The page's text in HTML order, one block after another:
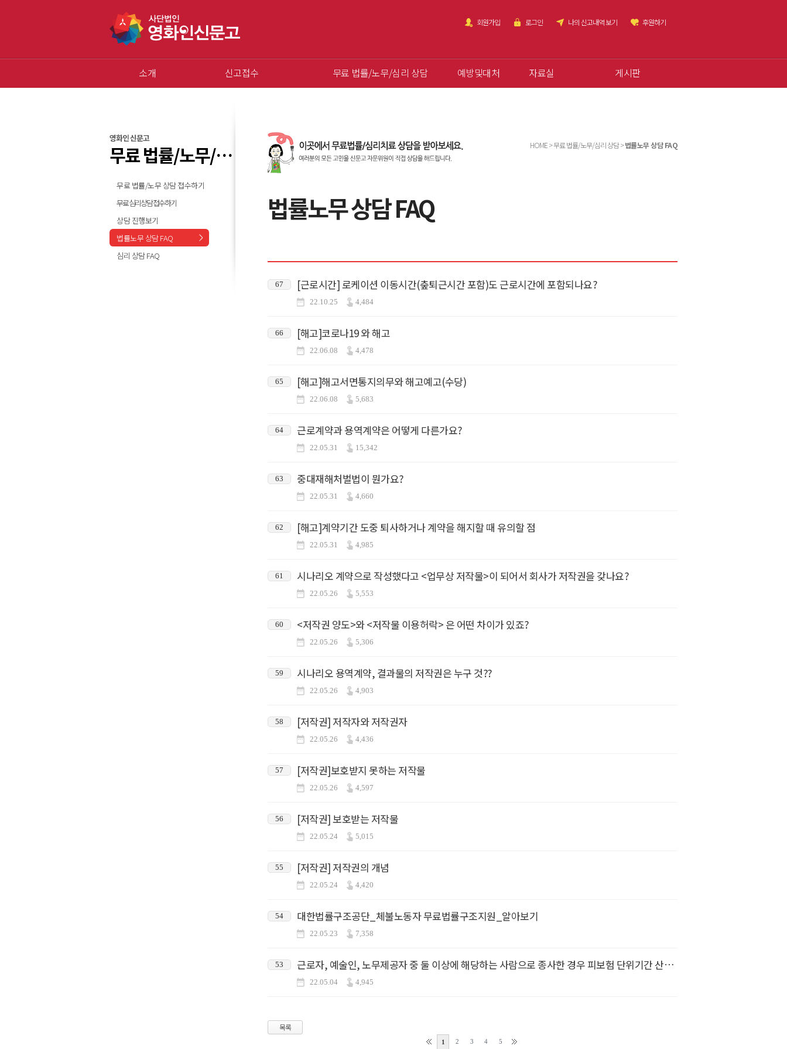
회원가입 로그인 나의 신고내역 보기 후원하기
소개 신고접수 무료 법률/노무/심리 상담 예방및대처 자료실 게시판
영화인 신문고
무료 법률/노무/심리 상담
무료 법률/노무 상담 접수하기
무료 심리상담 접수하기
상담 진행보기
법률노무 상담 FAQ
심리 상담 FAQ
HOME > 무료 법률/노무/심리 상담 >법률노무 상담 FAQ
법률노무 상담 FAQ
67 [근로시간] 로케이션 이동시간(춮퇴근시간 포함)도 근로시간에 포함되나요?
22.10.25 4,484
66 [해고]코로나19 와 해고
22.06.08 4,478
65 [해고]해고서면통지의무와 해고예고(수당)
22.06.08 5,683
64 근로계약과 용역계약은 어떻게 다른가요?
22.05.31 15,342
63 중대재해처벌법이 뭔가요?
22.05.31 4,660
62 [해고]계약기간 도중 퇴사하거나 계약을 해지할 때 유의할 점
22.05.31 4,985
61 시나리오 계약으로 작성했다고 <업무상 저작물>이 되어서 회사가 저작권을 갖나요?
22.05.26 5,553
60 <저작권 양도>와 <저작물 이용허락> 은 어떤 차이가 있죠?
22.05.26 5,306
59 시나리오 용역계약, 결과물의 저작권은 누구 것??
22.05.26 4,903
58 [저작권] 저작자와 저작권자
22.05.26 4,436
57 [저작권]보호받지 못하는 저작물
22.05.26 4,597
56 [저작권] 보호받는 저작물
22.05.24 5,015
55 [저작권] 저작권의 개념
22.05.24 4,420
54 대한법률구조공단_체불노동자 무료법률구조지원_알아보기
22.05.23 7,358
53 근로자, 예술인, 노무제공자 중 둘 이상에 해당하는 사람으로 종사한 경우 피보험 단위기간 산정방식
22.05.04 4,945
목록
1 2 3 4 5